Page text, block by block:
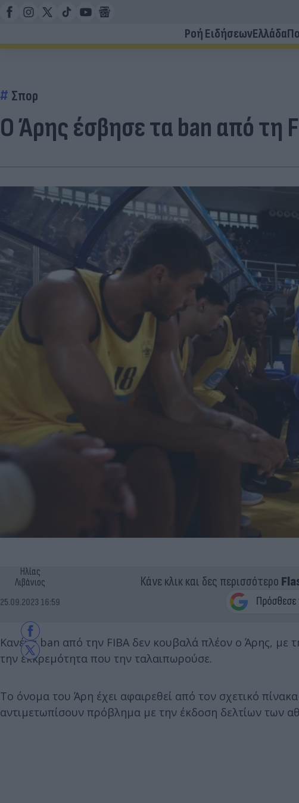
Ροή ΕιδήσεωνΕλλάδα
Σπορ
Ο Άρης έσβησε τα ban από τη
Ηλίας
Λιβάνιος
25.09.2023 16:59
Κάνε κλικ και δες περισσότερο
Κανένα ban από την FIBA δεν κουβαλά πλέον ο Άρης, με
την εκκρεμότητα που την ταλαιπωρούσε.
Το όνομα του Άρη έχει αφαιρεθεί από τον σχετικό
αντιμετωπίσουν πρόβλημα με την έκδοση δελτίων των